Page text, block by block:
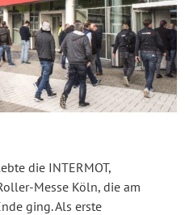
die INTERMOT,
Messe Köln, die am
ging. Als erste